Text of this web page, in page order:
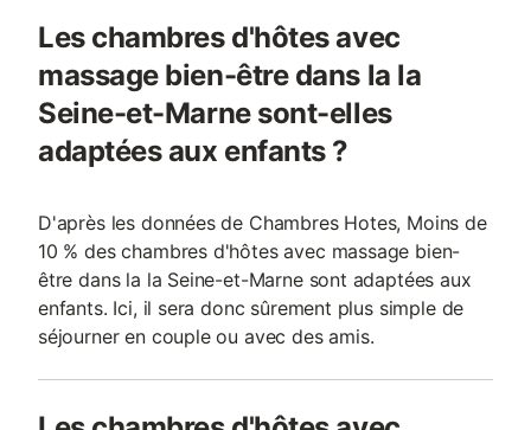
Les chambres d'hôtes avec
massage bien-être dans la la
Seine-et-Marne sont-elles
adaptées aux enfants ?
D'après les données de Chambres Hotes, Moins de
10 % des chambres d'hôtes avec massage bien-
être dans la la Seine-et-Marne sont adaptées aux
enfants. Ici, il sera donc sûrement plus simple de
séjourner en couple ou avec des amis.